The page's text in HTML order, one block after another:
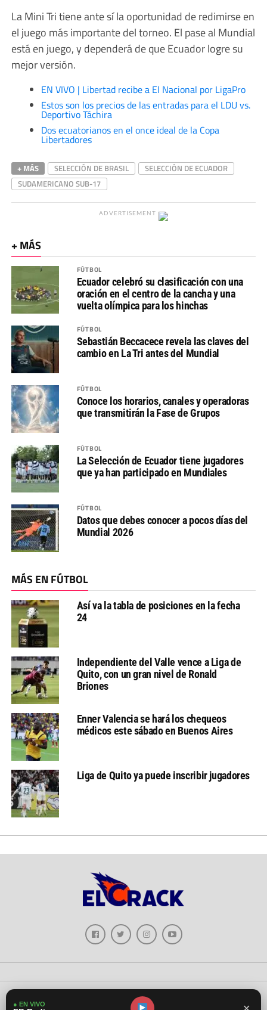
La Mini Tri tiene ante sí la oportunidad de redimirse en
el juego más importante del torneo. El pase al Mundial
está en juego, y dependerá de que Ecuador logre su
mejor versión.
EN VIVO | Libertad recibe a El Nacional por LigaPro
Estos son los precios de las entradas para el LDU vs.
Deportivo Táchira
Dos ecuatorianos en el once ideal de la Copa
Libertadores
+ MÁS SELECCIÓN DE BRASIL
SELECCIÓN DE ECUADOR
SUDAMERICANO SUB-17
ADVERTISEMENT
+ MÁS
FÚTBOL
Ecuador celebró su clasificación con una
oración en el centro de la cancha y una
vuelta olímpica para los hinchas
FÚTBOL
Sebastián Beccacece revela las claves del
cambio en La Tri antes del Mundial
FÚTBOL
Conoce los horarios, canales y operadoras
que transmitirán la Fase de Grupos
FÚTBOL
La Selección de Ecuador tiene jugadores
que ya han participado en Mundiales
FÚTBOL
Datos que debes conocer a pocos días del
Mundial 2026
MÁS EN FÚTBOL
Así va la tabla de posiciones en la fecha
24
Independiente del Valle vence a Liga de
Quito, con un gran nivel de Ronald
Briones
Enner Valencia se hará los chequeos
médicos este sábado en Buenos Aires
Liga de Quito ya puede inscribir jugadores
Copyright © 2026 - El Crack Deportes
● EN VIVO